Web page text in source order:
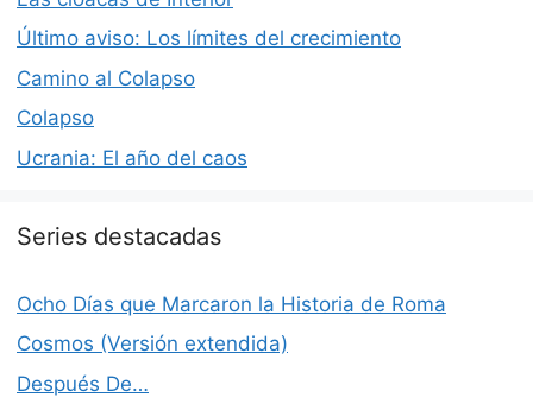
Último aviso: Los límites del crecimiento
Camino al Colapso
Colapso
Ucrania: El año del caos
Series destacadas
Ocho Días que Marcaron la Historia de Roma
Cosmos (Versión extendida)
Después De…